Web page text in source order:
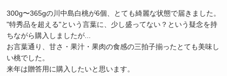
300g〜365gの川中島白桃が6個、とても綺麗な状態で届きました。
"特秀品を超える"という言葉に、少し盛ってない？という疑念を持
ちながら購入しましたが...
お言葉通り、甘さ・果汁・果肉の食感の三拍子揃ったとても美味し
い桃でした。
来年は贈答用に購入したいと思います。